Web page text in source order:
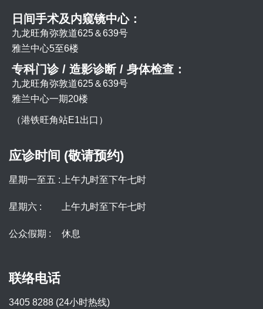
日间手术及内窥镜中心：
九龙旺角弥敦道625＆639号
雅兰中心5至6楼
专科门诊 / 造影诊断 / 身体检查：
九龙旺角弥敦道625＆639号
雅兰中心一期20楼
（港铁旺角站E1出口）
应诊时间 (敬请预约)
星期一至五 : 上午九时至下午七时
星期六 : 上午九时至下午七时
公众假期 : 休息
联络电话
3405 8288 (24小时热线)